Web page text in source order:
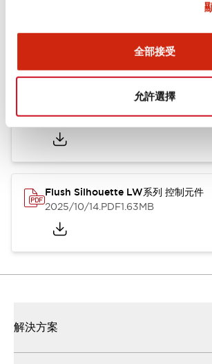
全部接受
允許選擇
認證與標準
Flush Silhouette LW系列 控制元件 (
2025/09/19.PDF1.23MB
Flush Silhouette LW系列 控制元件
2025/10/14.PDF1.63MB
解決方案